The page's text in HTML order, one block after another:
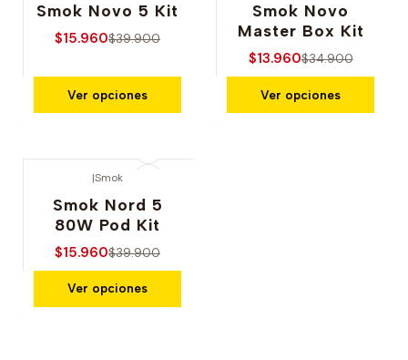
Smok Novo 5 Kit
$15.960$39.900
Ver opciones
Smok Novo
Master Box Kit
$13.960$34.900
Ver opciones
|Smok
Smok Nord 5
80W Pod Kit
$15.960$39.900
Ver opciones